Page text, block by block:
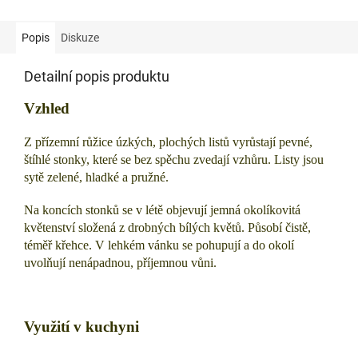
Popis Diskuze
Detailní popis produktu
Vzhled
Z přízemní růžice úzkých, plochých listů vyrůstají pevné,
štíhlé stonky, které se bez spěchu zvedají vzhůru. Listy jsou
sytě zelené, hladké a pružné.
Na koncích stonků se v létě objevují jemná okolíkovitá
květenství složená z drobných bílých květů. Působí čistě,
téměř křehce. V lehkém vánku se pohupují a do okolí
uvolňují nenápadnou, příjemnou vůni.
Využití v kuchyni